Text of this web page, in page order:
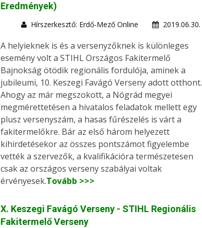
Eredmények)
Hírszerkesztő: Erdő-Mező Online 2019.06.30.
A helyieknek is és a versenyzőknek is különleges
esemény volt a STIHL Országos Fakitermelő
Bajnokság ötödik regionális fordulója, aminek a
jubileumi, 10. Keszegi Favágó Verseny adott otthont.
Ahogy az már megszokott, a Nógrád megyei
megmérettetésen a hivatalos feladatok mellett egy
plusz versenyszám, a hasas fűrészelés is várt a
fakitermelőkre. Bár az első három helyezett
kihirdetésekor az összes pontszámot figyelembe
vették a szervezők, a kvalifikációra természetesen
csak az országos verseny szabályai voltak
érvényesek.Tovább >>>
X. Keszegi Favágó Verseny - STIHL Regionális
Fakitermelő Verseny